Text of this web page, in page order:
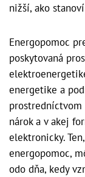
nižší, ako
Energopomoc
poskytovaná
energetike a
prostredníctvom
nárok a v akej
elektronicky.
energopomoc,
odo dňa, kedy